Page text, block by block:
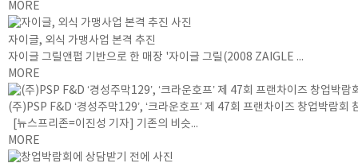
MORE
자이글, 외식 가맹사업 본격 추진
자이글 그릴앤펍 기반으로 한 매장 '자이글 그릴(2008 ZAIGLE ...
MORE
(주)PSP F&D ‘경성주막129’, ‘크라운호프’ 제 47회 프랜차이즈 창업박람회
[뉴스프리존=이진성 기자] 기존의 비슷...
MORE